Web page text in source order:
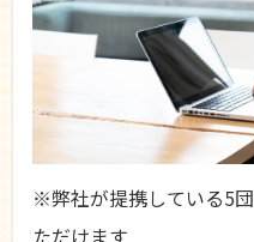
※弊社が提携している5
ただけます